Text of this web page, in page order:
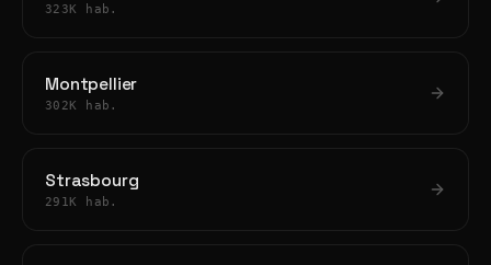
323K hab.
Montpellier
302K hab.
Strasbourg
291K hab.